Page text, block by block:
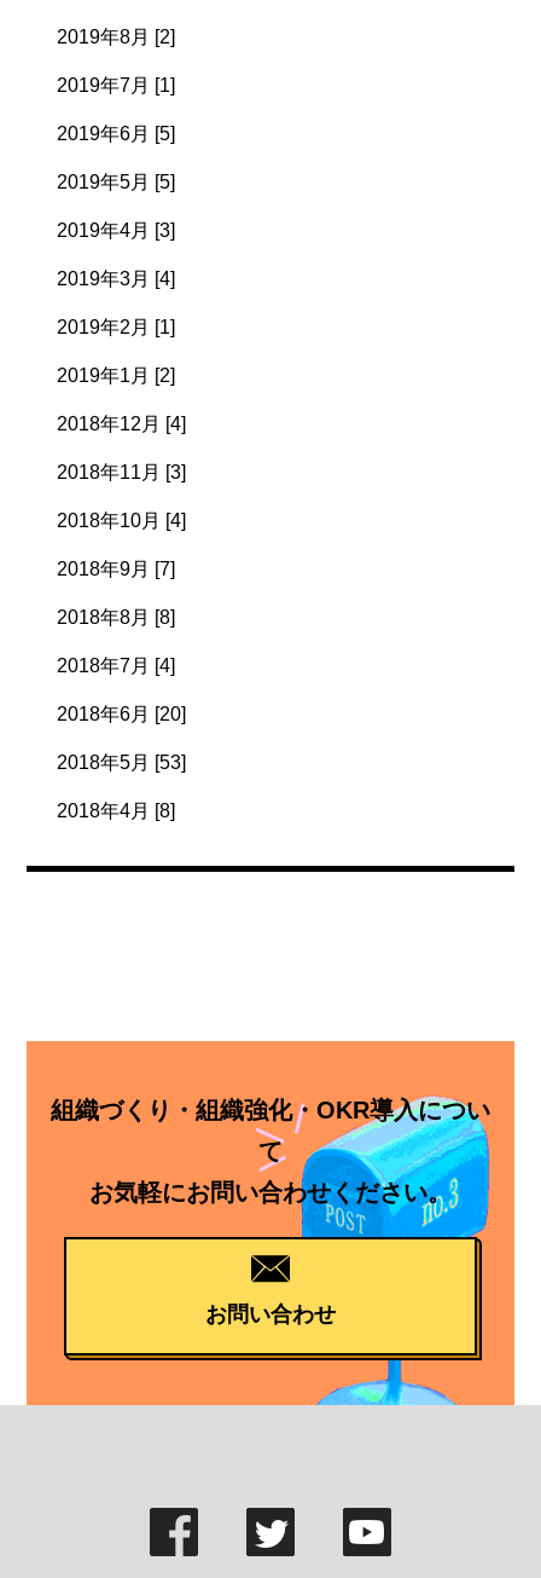
2019年8月 [2]
2019年7月 [1]
2019年6月 [5]
2019年5月 [5]
2019年4月 [3]
2019年3月 [4]
2019年2月 [1]
2019年1月 [2]
2018年12月 [4]
2018年11月 [3]
2018年10月 [4]
2018年9月 [7]
2018年8月 [8]
2018年7月 [4]
2018年6月 [20]
2018年5月 [53]
2018年4月 [8]
組織づくり・組織強化・OKR導入につい
て
お気軽にお問い合わせください。
お問い合わせ